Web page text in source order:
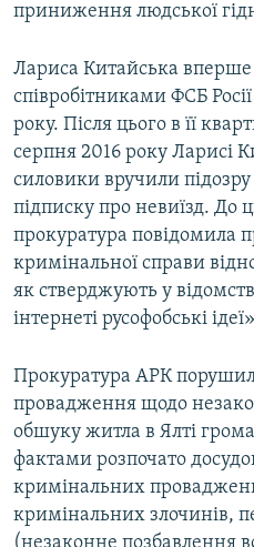
приниження людської
Лариса Китайська вперше
співробітниками ФСБ
року. Після цього в її
серпня 2016 року Ларисі
силовики вручили
підписку про невиїзд. До
прокуратура повідомила
кримінальної справи
як стверджують у
інтернеті русофобські
Прокуратура АРК
провадження щодо
обшуку житла в Ялті
фактами розпочато
кримінальних
кримінальних злочинів,